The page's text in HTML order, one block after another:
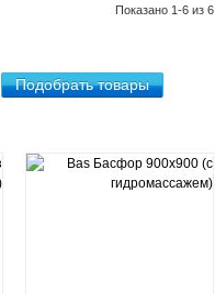
Показано 1-6 из 6